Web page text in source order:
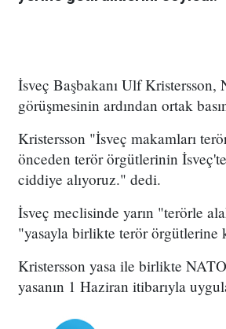
İsveç Başbakanı Ulf
görüşmesinin ardından ortak
Kristersson "İsveç makamları
önceden terör örgütlerinin
ciddiye alıyoruz." dedi.
İsveç meclisinde yarın "terörle
"yasayla birlikte terör örgütlerine
Kristersson yasa ile birlikte
yasanın 1 Haziran itibarıyla